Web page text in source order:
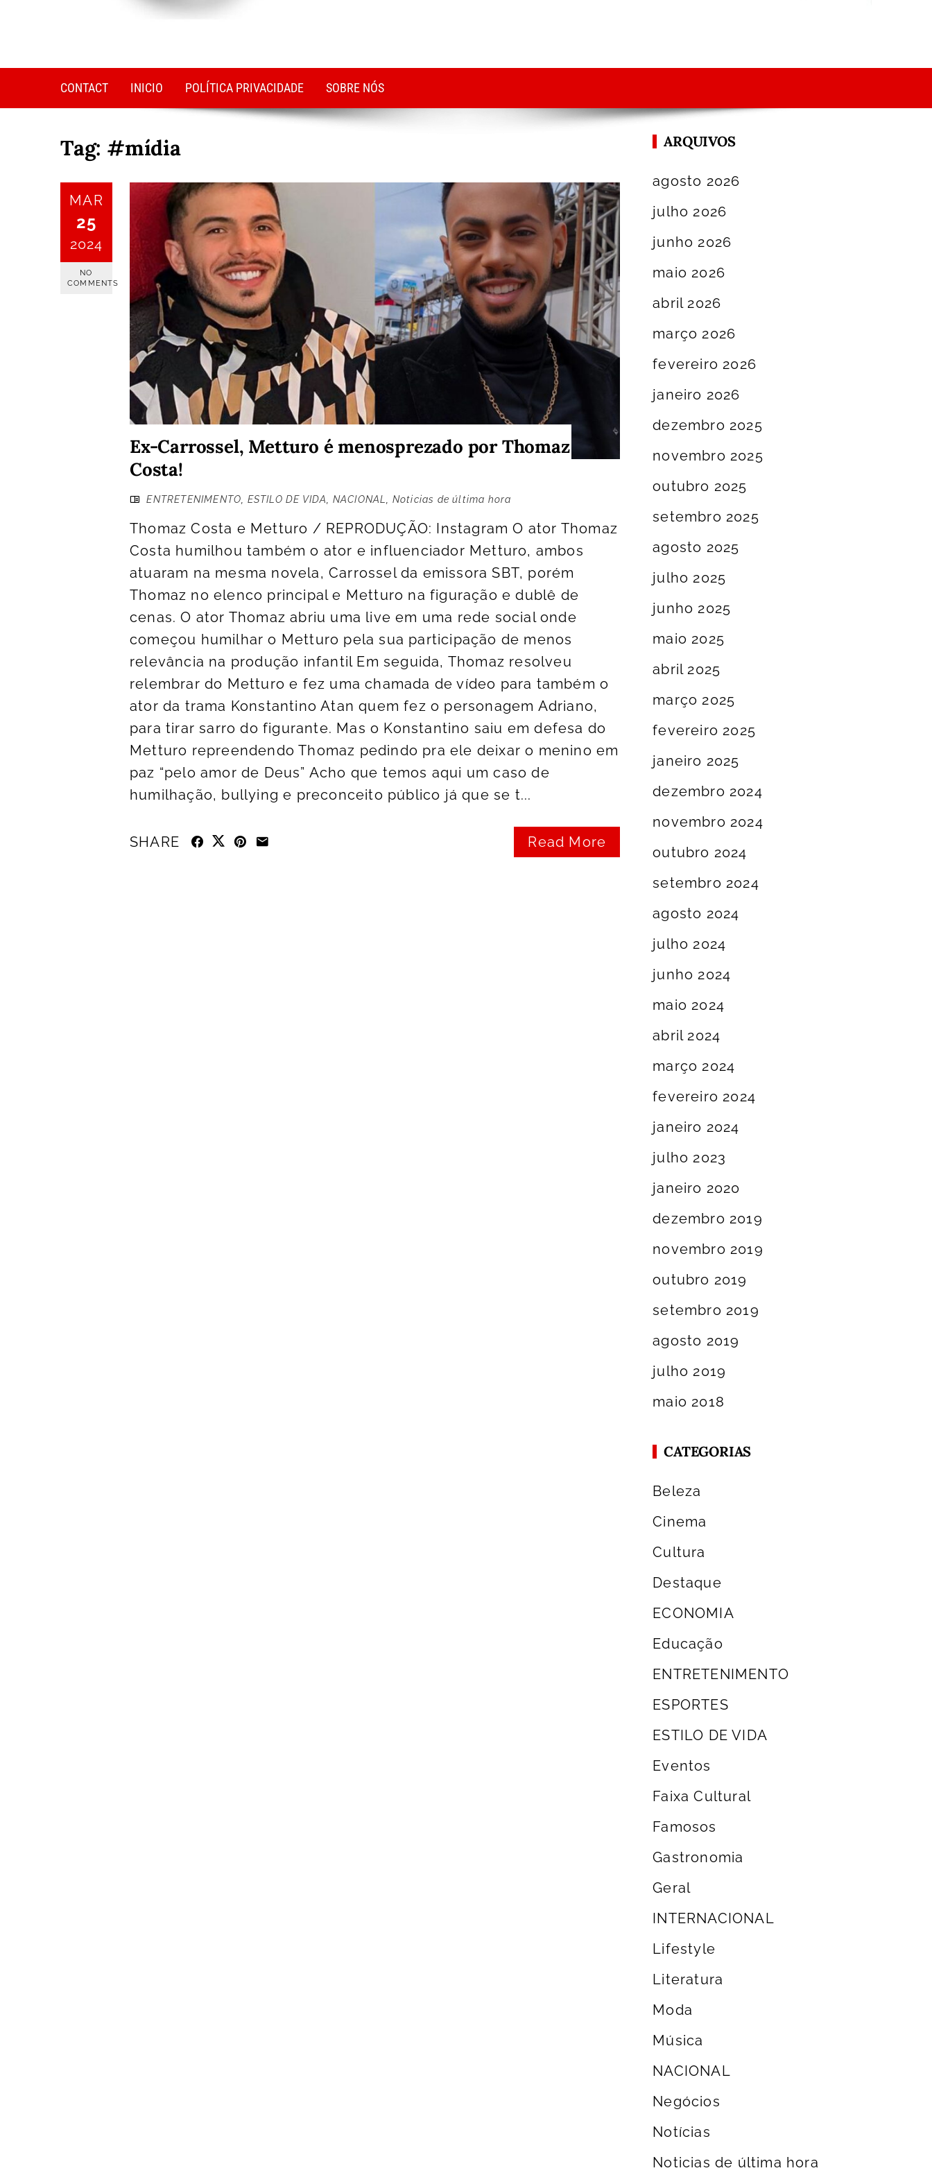
CONTACT INICIO POLÍTICA PRIVACIDADE SOBRE NÓS
Tag: #mídia
MAR
25
2024
NO
COMMENTS
Ex-Carrossel, Metturo é menosprezado por Thomaz
Costa!
ENTRETENIMENTO, ESTILO DE VIDA, NACIONAL, Noticias de última hora
Thomaz Costa e Metturo / REPRODUÇÃO: Instagram O ator Thomaz
Costa humilhou também o ator e influenciador Metturo, ambos
atuaram na mesma novela, Carrossel da emissora SBT, porém
Thomaz no elenco principal e Metturo na figuração e dublê de
cenas. O ator Thomaz abriu uma live em uma rede social onde
começou humilhar o Metturo pela sua participação de menos
relevância na produção infantil Em seguida, Thomaz resolveu
relembrar do Metturo e fez uma chamada de vídeo para também o
ator da trama Konstantino Atan quem fez o personagem Adriano,
para tirar sarro do figurante. Mas o Konstantino saiu em defesa do
Metturo repreendendo Thomaz pedindo pra ele deixar o menino em
paz “pelo amor de Deus” Acho que temos aqui um caso de
humilhação, bullying e preconceito público já que se t...
Read More
SHARE
ARQUIVOS
agosto 2026
julho 2026
junho 2026
maio 2026
abril 2026
março 2026
fevereiro 2026
janeiro 2026
dezembro 2025
novembro 2025
outubro 2025
setembro 2025
agosto 2025
julho 2025
junho 2025
maio 2025
abril 2025
março 2025
fevereiro 2025
janeiro 2025
dezembro 2024
novembro 2024
outubro 2024
setembro 2024
agosto 2024
julho 2024
junho 2024
maio 2024
abril 2024
março 2024
fevereiro 2024
janeiro 2024
julho 2023
janeiro 2020
dezembro 2019
novembro 2019
outubro 2019
setembro 2019
agosto 2019
julho 2019
maio 2018
CATEGORIAS
Beleza
Cinema
Cultura
Destaque
ECONOMIA
Educação
ENTRETENIMENTO
ESPORTES
ESTILO DE VIDA
Eventos
Faixa Cultural
Famosos
Gastronomia
Geral
INTERNACIONAL
Lifestyle
Literatura
Moda
Música
NACIONAL
Negócios
Notícias
Noticias de última hora